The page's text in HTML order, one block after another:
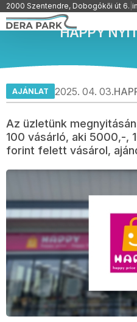
2000 Szentendre, Dobogókői út 6.
HAPPY
AJÁNLAT 2025. 04. 03.
Az üzletünk
100 vásárló, aki 5000,-,
forint felett vásárol,